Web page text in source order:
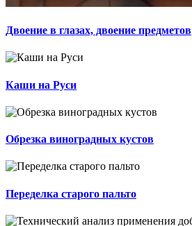
Двоение в глазах, двоение предметов
Каши на Руси
Обрезка виноградных кустов
Переделка старого пальто